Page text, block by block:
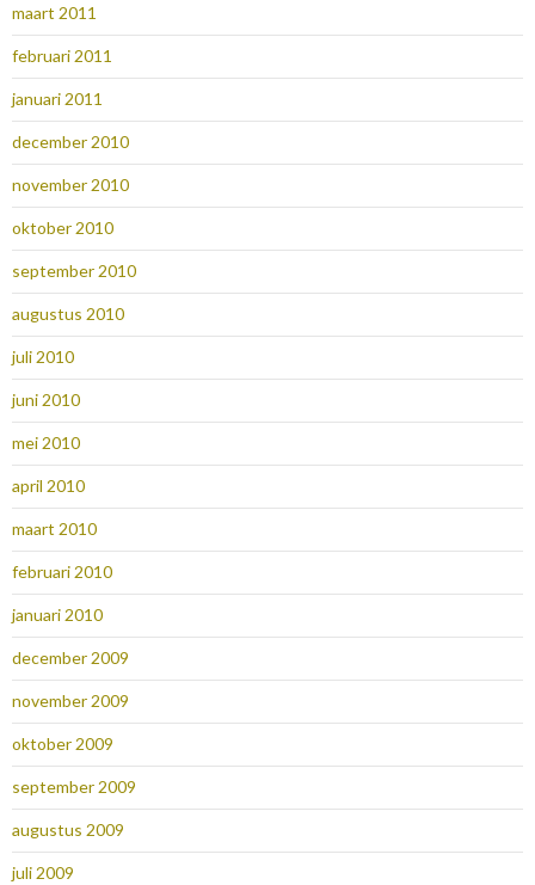
maart 2011
februari 2011
januari 2011
december 2010
november 2010
oktober 2010
september 2010
augustus 2010
juli 2010
juni 2010
mei 2010
april 2010
maart 2010
februari 2010
januari 2010
december 2009
november 2009
oktober 2009
september 2009
augustus 2009
juli 2009